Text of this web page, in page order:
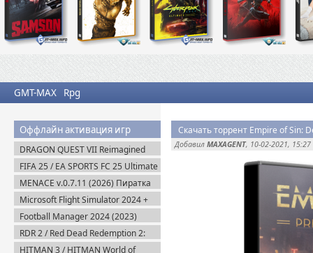
GMT-MAX Rpg
Оффлайн активация игр
DRAGON QUEST VII Reimagined
v.1.1.1.0 + Все DLC (2026) Пиратка
FIFA 25 / EA SPORTS FC 25 Ultimate
Edition (2024) EA-Rip
MENACE v.0.7.11 (2026) Пиратка
Microsoft Flight Simulator 2024 +
DLC (2024) Пиратка
Football Manager 2024 (2023)
Steam-Rip
RDR 2 / Red Dead Redemption 2:
Ultimate Edition v.1491.50 (2019)
HITMAN 3 / HITMAN World of
Скачать торрент Empire of Sin:
Добавил MAXAGENT, 10-02-2021, 15:27